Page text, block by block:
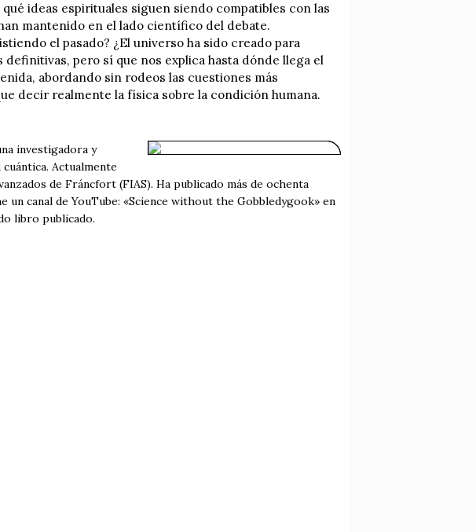
ideas espirituales siguen siendo compatibles con las
mantenido en el lado científico del debate.
el pasado? ¿El universo ha sido creado para
pero sí que nos explica hasta dónde llega el
abordando sin rodeos las cuestiones más
decir realmente la física sobre la condición humana.
investigadora y
Actualmente
de Fráncfort (FIAS). Ha publicado más de ochenta
un canal de YouTube: «Science without the Gobbledygook» en
libro publicado.